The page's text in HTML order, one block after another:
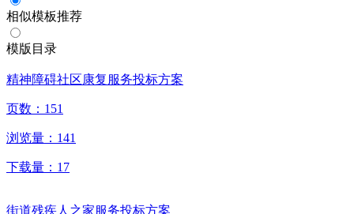
相似模板推荐
模版目录
精神障碍社区康复服务投标方案
页数： 151
浏览量： 141
下载量： 17
街道残疾人之家服务投标方案